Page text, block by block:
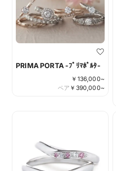
PRIMA PORTA -ﾌﾟﾘﾏﾎﾟﾙﾀ-
￥ 136,000~
￥ 390,000~
ペア